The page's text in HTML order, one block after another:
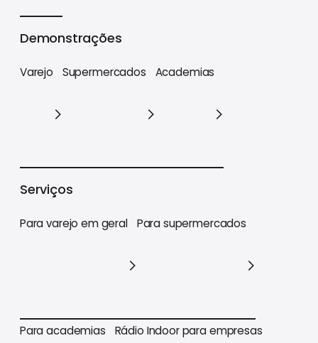
Demonstrações
Varejo Supermercados Academias
Serviços
Para varejo em geral
Para varejo em geral
Para supermercados
Para supermercados
Para academias Rádio Indoor para empresas